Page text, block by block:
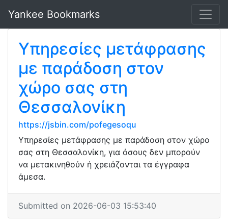
Yankee Bookmarks
Υπηρεσίες μετάφρασης
με παράδοση στον
χώρο σας στη
Θεσσαλονίκη
https://jsbin.com/pofegesoqu
Υπηρεσίες μετάφρασης με παράδοση στον χώρο
σας στη Θεσσαλονίκη, για όσους δεν μπορούν
να μετακινηθούν ή χρειάζονται τα έγγραφα
άμεσα.
Submitted on 2026-06-03 15:53:40